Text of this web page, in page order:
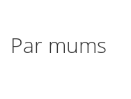
Par mums